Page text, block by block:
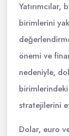
birimlerini
önemi ve
nedeniyle,
birimlerindeki
stratejilerini
Dolar, euro